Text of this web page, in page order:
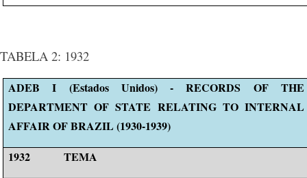
TABELA 2: 1932
ADEB I (Estados Unidos) - RECORDS OF THE
DEPARTMENT OF STATE RELATING TO INTERNAL
AFFAIR OF BRAZIL (1930-1939)
1932
TEMA